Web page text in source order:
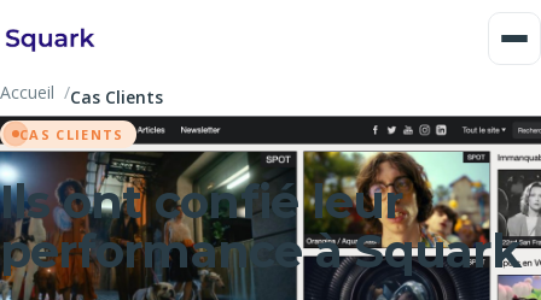
Accueil Cas Clients
CAS CLIENTS
Ils ont confié leur
performance à Squark